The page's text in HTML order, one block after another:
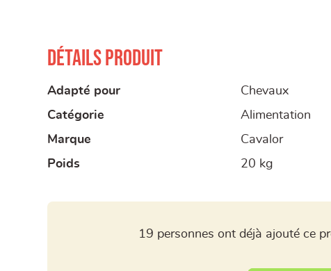
Détails produit
Adapté pour
Chevaux
Catégorie
Alimentation
Marque
Cavalor
Poids
20 kg
19 personnes ont déjà ajouté ce